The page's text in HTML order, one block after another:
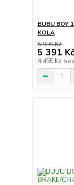
BUBU BOY
KOLA
5 990 Kč
5 391 Kč
4 455 Kč